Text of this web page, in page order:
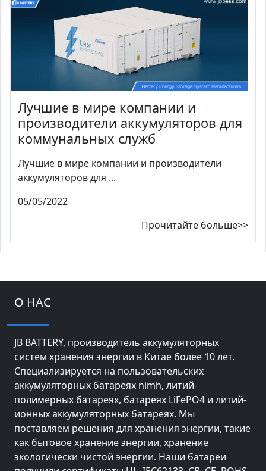
Лучшие в мире компании и
производители аккумуляторов для
коммунальных служб
Лучшие в мире компании и производители
аккумуляторов для ...
05/05/2022
Прочитайте больше>>
О НАС
JB BATTERY, производитель аккумуляторных
систем хранения энергии в Китае более 10 лет.
Специализируется на пользовательских
аккумуляторных батареях nimh, литий-
полимерных батареях, батареях LiFePO4 и литий-
ионных аккумуляторных батареях. Мы
поставляем решения для хранения энергии, такие
как бытовое хранение энергии, хранение
экологически чистой энергии. Наши батареи